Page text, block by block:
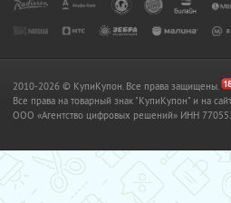
2010-2026 © КупиКупон. Все права защищены.
Все права на товарный знак "КупиКупон" и на
OOO «Агентство цифровых решений» ИНН